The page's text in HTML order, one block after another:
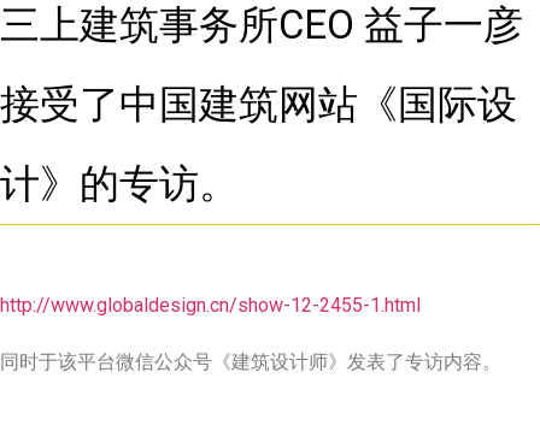
三上建筑事务所CEO 益子一彦
接受了中国建筑网站《国际设
计》的专访。
http://www.globaldesign.cn/show-12-2455-1.html
同时于该平台微信公众号《建筑设计师》发表了专访内容。